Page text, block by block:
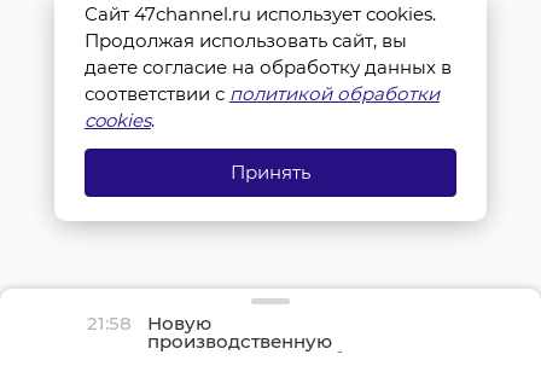
21:58 Новую
производственную
площадку птицефабрики
Сайт 47channel.ru использует cookies.
Продолжая использовать сайт, вы
даете согласие на обработку данных в
соответствии с политикой обработки
cookies.
Принять